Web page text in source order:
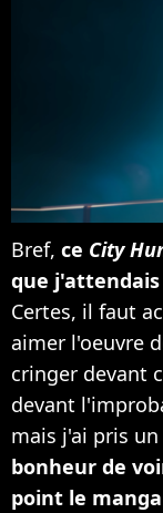
Bref, ce City
que j'attendais
Certes, il faut
aimer l'oeuvre
cringer devant
devant
mais j'ai pris
bonheur de
point le